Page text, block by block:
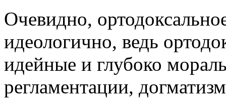
Очевидно,
идеологично, ведь
идейные и глубоко
регламентации,